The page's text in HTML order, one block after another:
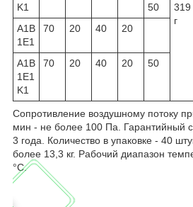
K1
50
319
г
A1B
1E1
70 20 40 20
A1B
1E1
K1
70 20 40 20 50
Сопротивление воздушному потоку
мин - не более 100 Па. Гарантийный
3 года. Количество в упаковке - 40
более 13,3 кг. Рабочий диапазон
°С.